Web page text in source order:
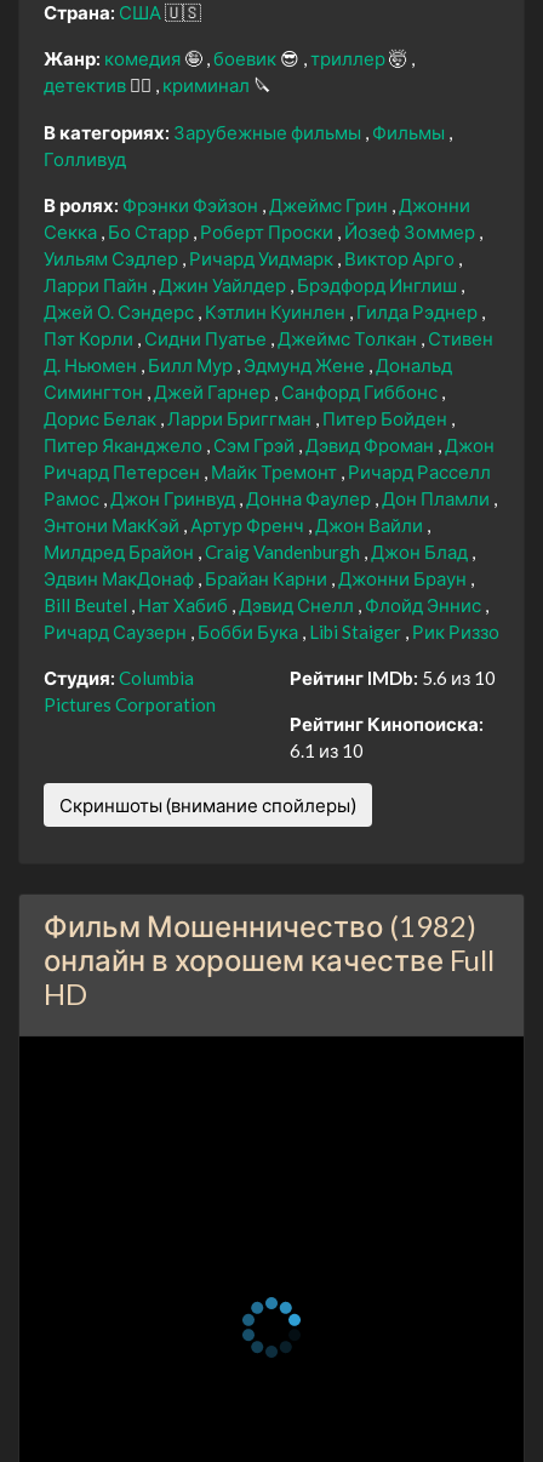
Страна: США🇺🇸
Жанр: комедия 🤪 боевик 😎 триллер🤯
детектив 🕵️‍♂️ криминал 🔪
В категориях: Зарубежные фильмы
Фильмы
Голливуд
В ролях: Фрэнки Фэйзон Джеймс Грин
Джонни
Секка Бо Старр Роберт Проски
Йозеф Зоммер
Уильям Сэдлер Ричард Уидмарк Виктор Арго
Ларри Пайн
Джин Уайлдер Брэдфорд Инглиш
Джей О. Сэндерс Кэтлин Куинлен
Гилда Рэднер
Пэт Корли
Сидни Пуатье Джеймс Толкан
Стивен
Д. Ньюмен
Билл Мур Эдмунд Жене
Дональд
Симингтон
Джей Гарнер Санфорд Гиббонс
Дорис Белак Ларри Бриггман
Питер Бойден
Питер Яканджело
Сэм Грэй Дэвид Фроман
Джон
Ричард Петерсен
Майк Тремонт Ричард Расселл
Рамос Джон Гринвуд Донна Фаулер Дон Пламли
Энтони МакКэй
Артур Френч
Джон Вайли
Милдред Брайон Craig Vandenburgh
Джон Блад
Эдвин МакДонаф Брайан Карни
Джонни Браун
Bill Beutel
Нат Хабиб Дэвид Снелл
Флойд Эннис
Ричард Саузерн
Бобби Бука Libi Staiger Рик Риззо
Студия: Columbia
Pictures Corporation
Рейтинг IMDb: 5.6 из 10
Рейтинг Кинопоиска:
6.1 из 10
Скриншоты (внимание спойлеры)
Фильм Мошенничество (1982)
онлайн в хорошем качестве Full
HD